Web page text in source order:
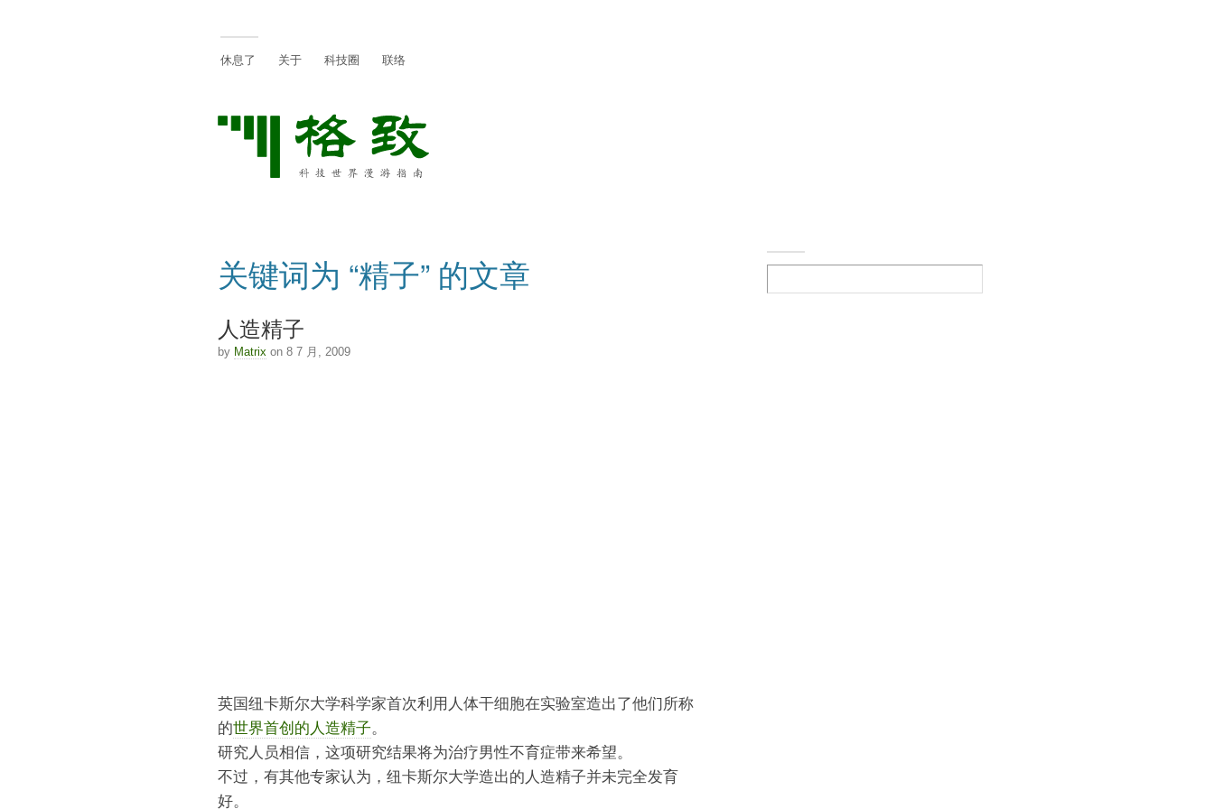
休息了 关于 科技圈 联络
关键词为 “精子” 的文章
人造精子
by Matrix on 8 7 月, 2009
英国纽卡斯尔大学科学家首次利用人体干细胞在实验室造出了他们所称
的世界首创的人造精子。
研究人员相信，这项研究结果将为治疗男性不育症带来希望。
不过，有其他专家认为，纽卡斯尔大学造出的人造精子并未完全发育
好。